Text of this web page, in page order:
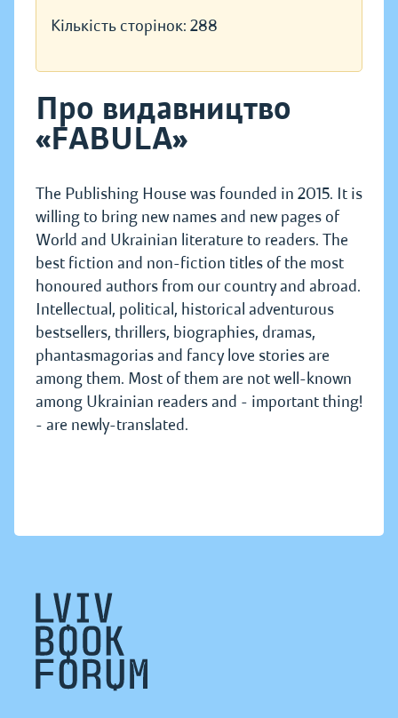
Кількість сторінок: 288
Про видавництво
«FABULA»
The Publishing House was founded in 2015. It is
willing to bring new names and new pages of
World and Ukrainian literature to readers. The
best fiction and non-fiction titles of the most
honoured authors from our country and abroad.
Intellectual, political, historical adventurous
bestsellers, thrillers, biographies, dramas,
phantasmagorias and fancy love stories are
among them. Most of them are not well-known
among Ukrainian readers and - important thing!
- are newly-translated.